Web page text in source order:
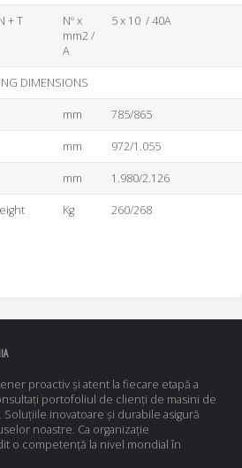
+ T
Nº x
mm2 /
A
5 x 10 / 40A
DIMENSIONS
mm 785/865
mm 972/1.055
mm 1.980/2.126
Kg 260/268
proactiv și atent la fiecare etapă a
portofoliul de clienți de masini de
inovatoare și durabile asigură
noastre. Ca organizație
o competență la nivel mondial în